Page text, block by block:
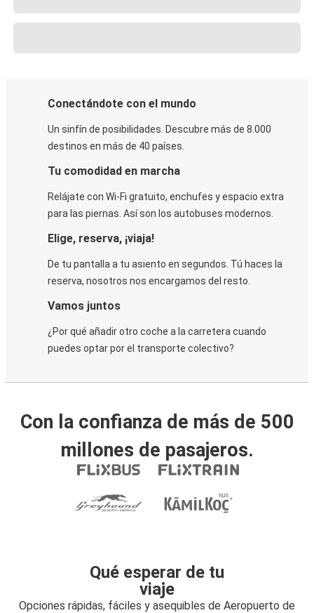
Conectándote con el mundo
Un sinfín de posibilidades. Descubre más de 8.000
destinos en más de 40 países.
Tu comodidad en marcha
Relájate con Wi-Fi gratuito, enchufes y espacio extra
para las piernas. Así son los autobuses modernos.
Elige, reserva, ¡viaja!
De tu pantalla a tu asiento en segundos. Tú haces la
reserva, nosotros nos encargamos del resto.
Vamos juntos
¿Por qué añadir otro coche a la carretera cuando
puedes optar por el transporte colectivo?
Con la confianza de más de 500
millones de pasajeros.
Qué esperar de tu
viaje
Opciones rápidas, fáciles y asequibles de Aeropuerto de